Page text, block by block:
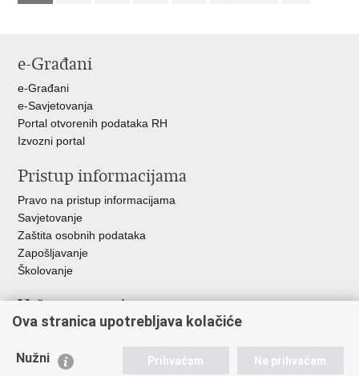
e-Građani
e-Građani
e-Savjetovanja
Portal otvorenih podataka RH
Izvozni portal
Pristup informacijama
Pravo na pristup informacijama
Savjetovanje
Zaštita osobnih podataka
Zapošljavanje
Školovanje
Važne poveznice
Ministarstvo unutarnjih poslova
Udruge
Ova stranica upotrebljava kolačiće
Nužni Prihvaćam Ne prihvaćam